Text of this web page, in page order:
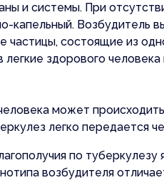
и системы. При
капельный. Возбудитель
состоящие из
здорового
может
легко передается
по
возбудителя